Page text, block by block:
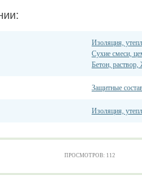
Изоляция,
Сухие смеси,
Бетон,
Защитные
Изоляция,
ПРОСМОТРОВ: 112